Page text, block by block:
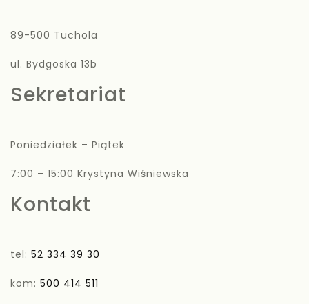
89-500 Tuchola
ul. Bydgoska 13b
Sekretariat
Poniedziałek – Piątek
7:00 – 15:00 Krystyna Wiśniewska
Kontakt
tel: 52 334 39 30
kom: 500 414 511